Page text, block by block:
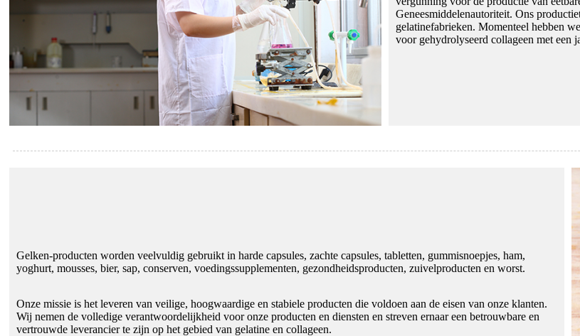
Geneesmiddelenautoriteit. Ons
gelatinefabrieken. Momenteel hebben
voor gehydrolyseerd collageen met een
Gelken-producten worden veelvuldig gebruikt in harde capsules, zachte capsules, tabletten, gummisnoepjes, ham,
yoghurt, mousses, bier, sap, conserven, voedingssupplementen, gezondheidsproducten, zuivelproducten en worst.
Onze missie is het leveren van veilige, hoogwaardige en stabiele producten die voldoen aan de eisen van onze klanten.
Wij nemen de volledige verantwoordelijkheid voor onze producten en diensten en streven ernaar een betrouwbare en
vertrouwde leverancier te zijn op het gebied van gelatine en collageen.